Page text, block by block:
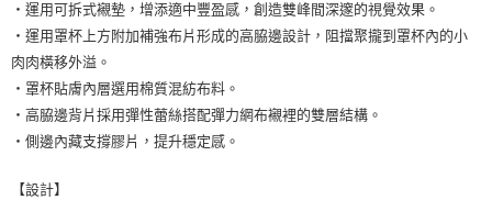
・運用可拆式襯墊，增添適中豐盈感，創造雙峰間深邃的視覺效果。
・運用罩杯上方附加補強布片形成的高脇邊設計，阻擋聚攏到罩杯內的小
肉肉橫移外溢。
・罩杯貼膚內層選用棉質混紡布料。
・高脇邊背片採用彈性蕾絲搭配彈力網布襯裡的雙層結構。
・側邊內藏支撐膠片，提升穩定感。
【設計】